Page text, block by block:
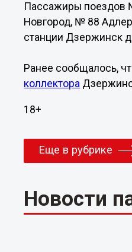
Пассажиры поездов
Новгород, № 88
станции Дзержинск
Ранее сообщалось,
коллектора
18+
Еще в рубрике
Новости